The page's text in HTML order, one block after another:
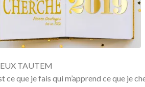
TAUTEM
ce que je fais qui m’apprend ce que je